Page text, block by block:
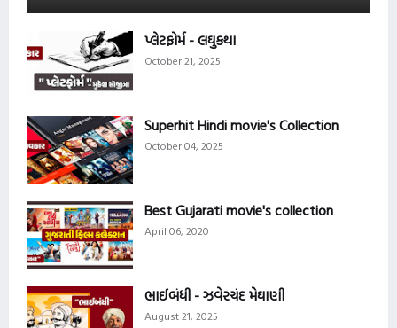
પ્લેટફોર્મ - લઘુકથા
October 21, 2025
Superhit Hindi movie's Collection
October 04, 2025
Best Gujarati movie's collection
April 06, 2020
ભાઈબંધી - ઝવેરચંદ મેઘાણી
August 21, 2025